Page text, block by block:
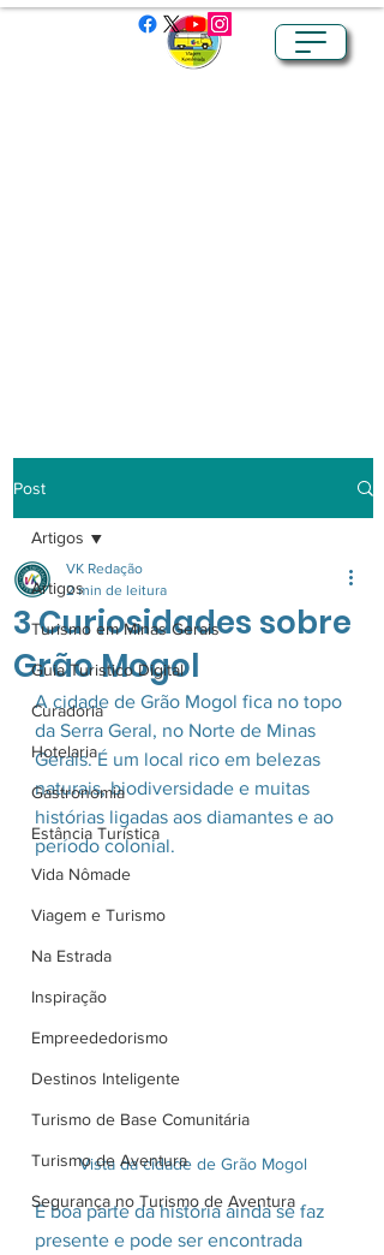
Post
Artigos
Turismo em Minas Gerais
Guia Turistico Digital
Curadoria
Hotelaria
Gastronomia
Estância Turística
Vida Nômade
Viagem e Turismo
Na Estrada
Inspiração
Empreededorismo
Destinos Inteligente
Turismo de Base Comunitária
Turismo de Aventura
Segurança no Turismo de Aventura
Artigos
3 Curiosidades sobre
Grão Mogol
VK Redação
2 min de leitura
A cidade de Grão Mogol fica no topo
da Serra Geral, no Norte de Minas
Gerais. É um local rico em belezas
naturais, biodiversidade e muitas
histórias ligadas aos diamantes e ao
período colonial.
Vista da cidade de Grão Mogol
E boa parte da história ainda se faz
presente e pode ser encontrada